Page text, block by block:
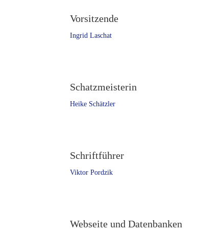
Vorsitzende
Ingrid Laschat
Schatzmeisterin
Heike Schätzler
Schriftführer
Viktor Pordzik
Webseite und Datenbanken